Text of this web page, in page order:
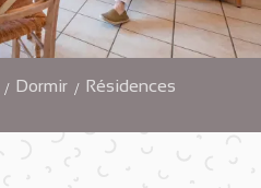
Dormir Résidences